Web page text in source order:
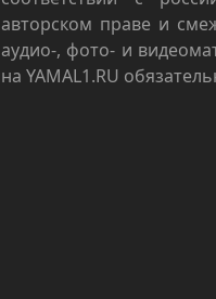
авторском праве и
аудио-, фото- и
на YAMAL1.RU